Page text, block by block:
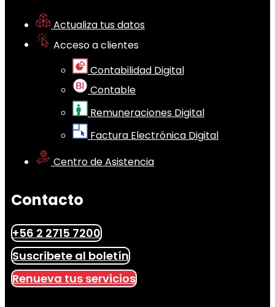
Actualiza tus datos
Acceso a clientes
Contabilidad Digital
Contable
Remuneraciones Digital
Factura Electrónica Digital
Centro de Asistencia
Contacto
+56 2 2715 7200
Suscribete al boletín
Renueva tus servicios